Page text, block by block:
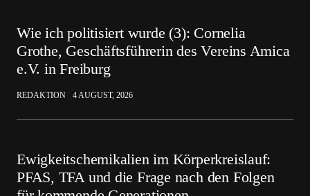
Wie ich politisiert wurde (3): Cornelia
Grothe, Geschäftsführerin des Vereins Amica
e.V. in Freiburg
REDAKTION 4 AUGUST, 2026
Ewigkeitschemikalien im Körperkreislauf:
PFAS, TFA und die Frage nach den Folgen